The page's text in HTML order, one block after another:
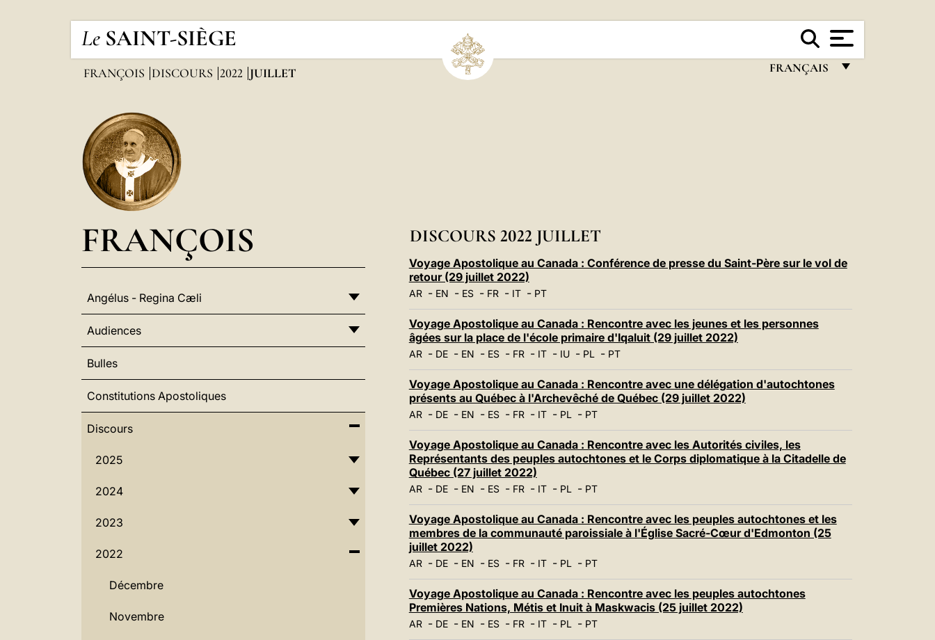
Le SAINT-SIÈGE
FRANÇAIS
POLSKI
中文
FRANÇOIS DISCOURS 2022 JUILLET
FRANÇOIS
Angélus - Regina Cæli
Audiences
Bulles
Constitutions Apostoliques
Discours
2025
2024
2023
2022
Décembre
Novembre
DISCOURS 2022 JUILLET
Voyage Apostolique au Canada : Conférence de presse du Saint-Père sur le vol de
retour (29 juillet 2022)
AR- EN - ES- FR- IT- PT
Voyage Apostolique au Canada : Rencontre avec les jeunes et les personnes
âgées sur la place de l'école primaire d'Iqaluit (29 juillet 2022)
AR- DE- EN - ES- FR- IT- IU- PL- PT
Voyage Apostolique au Canada : Rencontre avec une délégation d'autochtones
présents au Québec à l'Archevêché de Québec (29 juillet 2022)
AR- DE- EN - ES- FR- IT- PL- PT
Voyage Apostolique au Canada : Rencontre avec les Autorités civiles, les
Représentants des peuples autochtones et le Corps diplomatique à la Citadelle de
Québec (27 juillet 2022)
AR- DE- EN - ES- FR- IT- PL- PT
Voyage Apostolique au Canada : Rencontre avec les peuples autochtones et les
membres de la communauté paroissiale à l'Église Sacré-Cœur d'Edmonton (25
juillet 2022)
AR- DE- EN - ES- FR- IT- PL- PT
Voyage Apostolique au Canada : Rencontre avec les peuples autochtones
Premières Nations, Métis et Inuit à Maskwacis (25 juillet 2022)
AR- DE- EN - ES- FR- IT- PL- PT